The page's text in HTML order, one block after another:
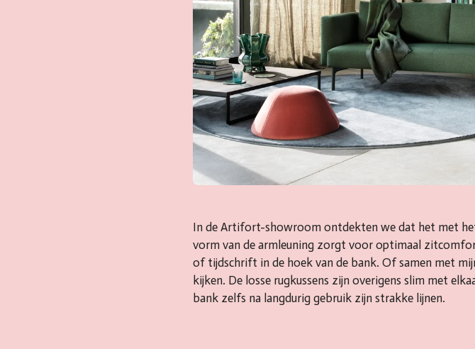
In de Artifort-showroom ontdekten we dat het met
vorm van de armleuning zorgt voor optimaal
of tijdschrift in de hoek van de bank. Of samen met
kijken. De losse rugkussens zijn overigens slim met
bank zelfs na langdurig gebruik zijn strakke lijnen.